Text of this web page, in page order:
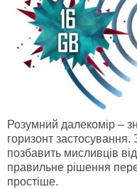
Розумний далекомір –
горизонт застосування.
позбавить мисливців
правильне рішення
простіше.